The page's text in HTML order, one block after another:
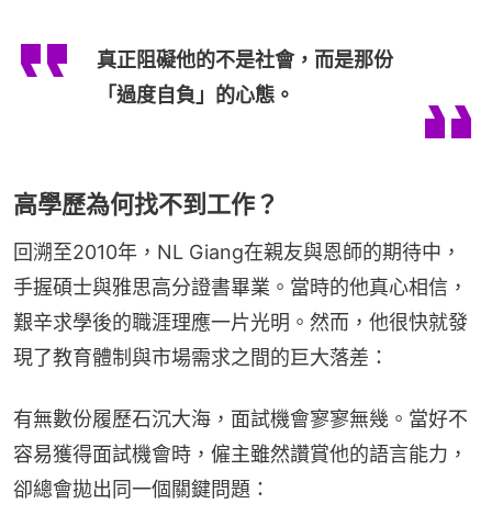
真正阻礙他的不是社會，而是那份
「過度自負」的心態。
高學歷為何找不到工作？
回溯至2010年，NL Giang在親友與恩師的期待中，
手握碩士與雅思高分證書畢業。當時的他真心相信，
艱辛求學後的職涯理應一片光明。然而，他很快就發
現了教育體制與市場需求之間的巨大落差：
有無數份履歷石沉大海，面試機會寥寥無幾。當好不
容易獲得面試機會時，僱主雖然讚賞他的語言能力，
卻總會拋出同一個關鍵問題：